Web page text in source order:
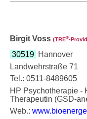
Birgit Voss (TRE®
30519 Hannover
Landwehrstraße 71
Tel.: 0511-8489605
HP Psychotherapie -
Therapeutin (GSD-
Web.: